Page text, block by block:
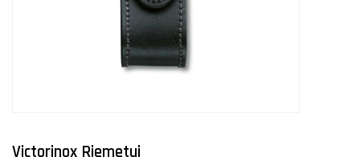
Victorinox Riemetui